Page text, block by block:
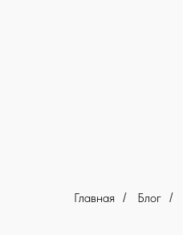
Главная / Блог /